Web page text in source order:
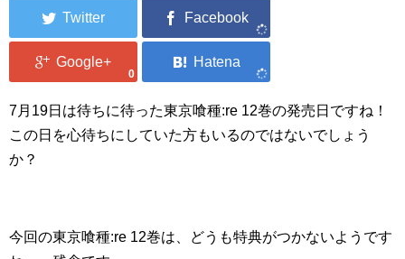
0
7月19日は待ちに待った東京喰種:re 12巻の発売日ですね！
この日を心待ちにしていた方もいるのではないでしょう
か？
今回の東京喰種:re 12巻は、どうも特典がつかないようです